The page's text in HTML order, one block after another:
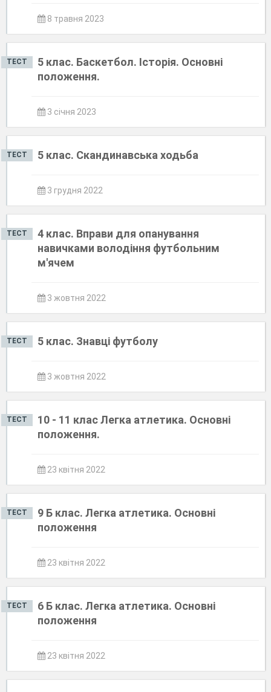
8 травня 2023
ТЕСТ
5 клас. Баскетбол. Історія. Основні
положення.
3 січня 2023
ТЕСТ 5 клас. Скандинавська ходьба
3 грудня 2022
ТЕСТ
4 клас. Вправи для опанування
навичками володіння футбольним
м'ячем
3 жовтня 2022
ТЕСТ 5 клас. Знавці футболу
3 жовтня 2022
ТЕСТ
10 - 11 клас Легка атлетика. Основні
положення.
23 квітня 2022
ТЕСТ
9 Б клас. Легка атлетика. Основні
положення
23 квітня 2022
ТЕСТ
6 Б клас. Легка атлетика. Основні
положення
23 квітня 2022